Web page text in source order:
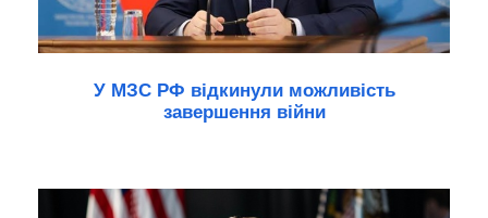
У МЗС РФ відкинули можливість
завершення війни